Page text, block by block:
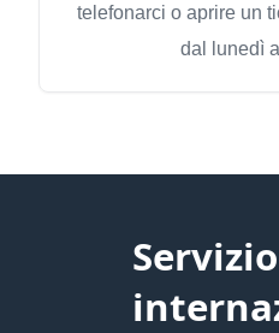
telefonarci o aprire un
dal lunedì